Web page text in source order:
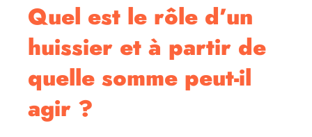
Quel est le rôle d’un
huissier et à partir de
quelle somme peut-il
agir ?